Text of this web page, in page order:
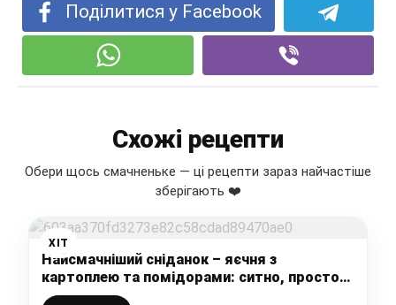
Поділитися у Facebook
Схожі рецепти
Обери щось смачненьке — ці рецепти зараз найчастіше
зберігають ❤️
ХІТ
Найсмачніший сніданок – яєчня з
картоплею та помідорами: ситно, просто
та дуже смачно